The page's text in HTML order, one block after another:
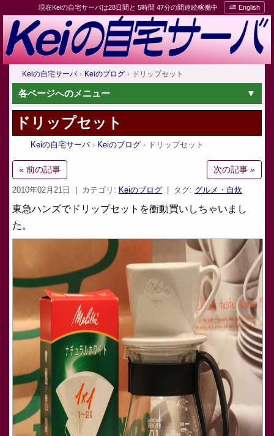
現在Keiの自宅サーバは28日間と 5時間 47分の間連続稼働中 English
Keiの自宅サーバ Keiのブログ ドリップセット
各ページへのメニュー
ドリップセット
Keiの自宅サーバ Keiのブログ ドリップセット
« 前の記事 次の記事 »
2010年02月21日 | カテゴリ: Keiのブログ | タグ: グルメ・自炊
東急ハンズでドリップセットを衝動買いしちゃいまし
た。